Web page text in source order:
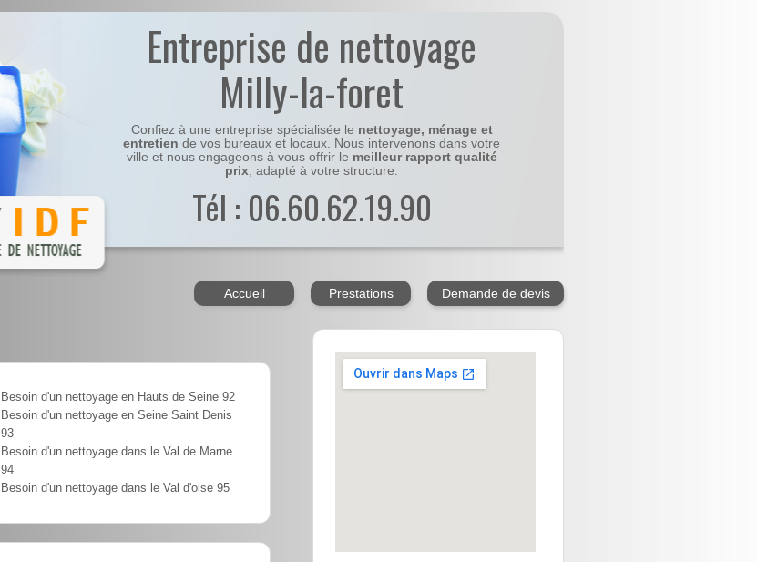
Entreprise de nettoyage
Milly-la-foret
Confiez à une entreprise spécialisée le nettoyage, ménage et
entretien de vos bureaux et locaux. Nous intervenons dans votre
ville et nous engageons à vous offrir le meilleur rapport qualité
prix, adapté à votre structure.
Tél : 06.60.62.19.90
Accueil Prestations Demande de devis
Besoin d'un nettoyage en Hauts de Seine 92
Besoin d'un nettoyage en Seine Saint Denis
93
Besoin d'un nettoyage dans le Val de Marne
94
Besoin d'un nettoyage dans le Val d'oise 95